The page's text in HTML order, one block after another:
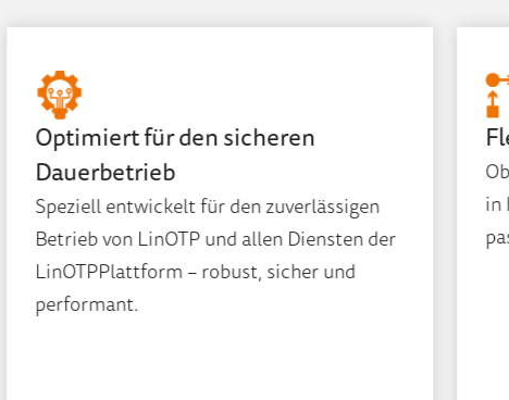
Optimiert für den sicheren
Dauerbetrieb
Speziell entwickelt für den zuverlässigen
Betrieb von LinOTP und allen Diensten der
LinOTPPlattform – robust, sicher und
performant.
in